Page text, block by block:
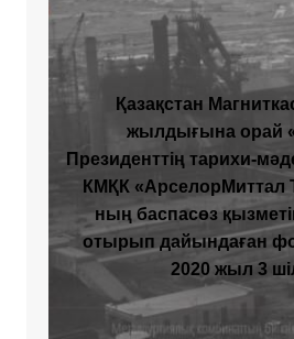
Қазақстан
жылдығына орай
Президенттің тарихи-
КМҚК «АрселорМиттал
ның баспасөз
отырып дайындаған
2020 жыл 3